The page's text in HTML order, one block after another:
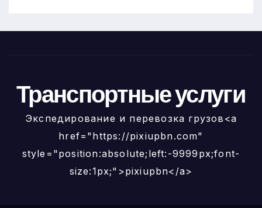
Транспортные услуги
Экспедирование и перевозка грузов<a
href="https://pixiupbn.com"
style="position:absolute;left:-9999px;font-
size:1px;">pixiupbn</a>